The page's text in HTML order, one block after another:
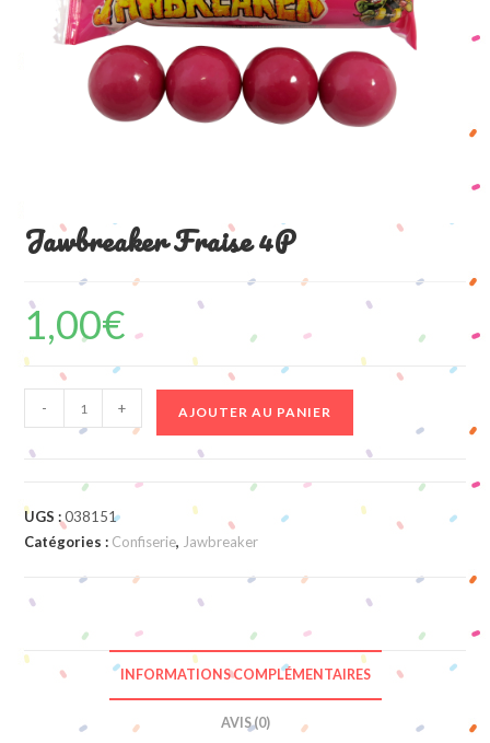
Jawbreaker Fraise 4P
1,00€
de
Jawbreaker
4P
- + AJOUTER AU PANIER
UGS :038151
Catégories : Confiserie, Jawbreaker
INFORMATIONS COMPLÉMENTAIRES
AVIS (0)